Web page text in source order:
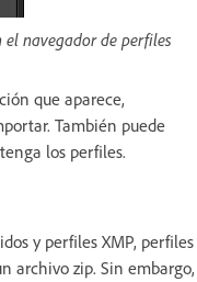
navegador de perfiles
que aparece,
También puede
los perfiles.
y perfiles XMP, perfiles
archivo zip. Sin embargo,